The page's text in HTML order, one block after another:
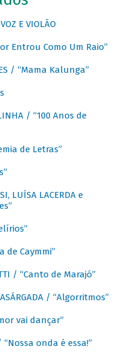
E VIOLÃO
Entrou Como Um Raio”
/ “Mama Kalunga”
/ “100 Anos de
de Letras”
LUÍSA LACERDA e
de Caymmi”
/ “Canto de Marajó”
/ “Algorritmos”
vai dançar”
“Nossa onda é essa!”